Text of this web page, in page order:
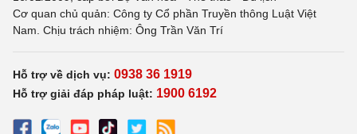
Cơ quan chủ quản: Công ty Cổ phần Truyền thông Luật Việt
Nam. Chịu trách nhiệm: Ông Trần Văn Trí
Hỗ trợ về dịch vụ: 0938 36 1919
Hỗ trợ giải đáp pháp luật: 1900 6192